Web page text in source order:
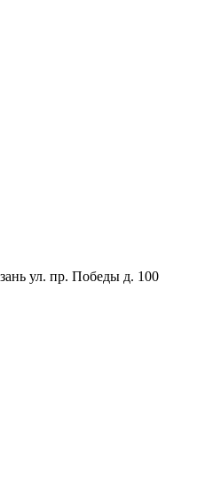
ул. пр. Победы д. 100